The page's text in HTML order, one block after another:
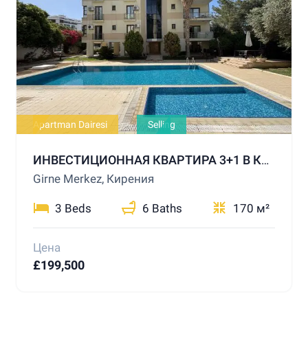
Apartman Dairesi Selling
ИНВЕСТИЦИОННАЯ КВАРТИРА 3+1 В КИРЕНИИ С БАССЕЙНОМ
Girne Merkez, Кирения
3 Beds 6 Baths 170 м²
Цена
£199,500